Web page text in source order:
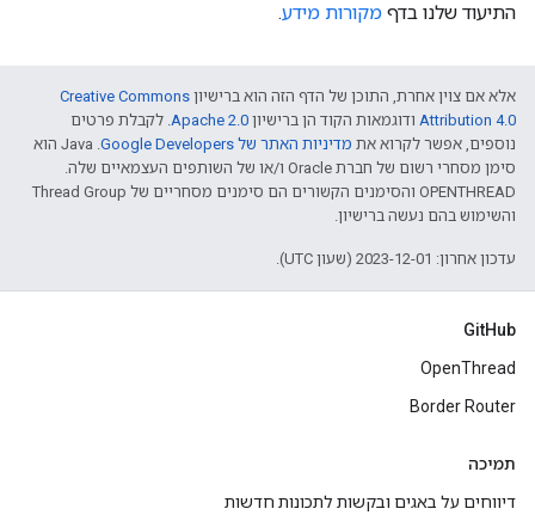
התיעוד שלנו בדף מקורות מידע.
אלא אם צוין אחרת, התוכן של הדף הזה הוא ברישיון Creative Commons
Attribution 4.0‏ ודוגמאות הקוד הן ברישיון Apache 2.0‏. לקבלת פרטים
נוספים, אפשר לקרוא את מדיניות האתר של Google Developers‏
.‏ Java הוא
סימן מסחרי רשום של חברת Oracle ו/או של השותפים העצמאיים שלה.
‫OPENTHREAD והסימנים הקשורים הם סימנים מסחריים של Thread Group
והשימוש בהם נעשה ברישיון.
עדכון אחרון: 2023-12-01 (שעון UTC).
GitHub
OpenThread
Border Router
תמיכה
דיווחים על באגים ובקשות לתכונות חדשות